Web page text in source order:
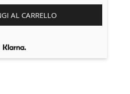
AL CARRELLO